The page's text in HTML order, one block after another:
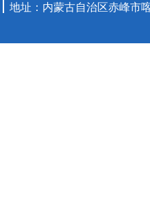
地址：内蒙古自治区赤峰市